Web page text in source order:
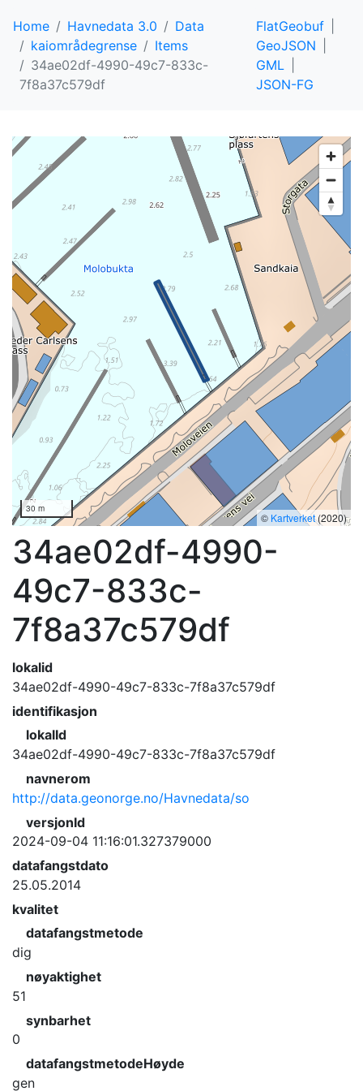
Home Havnedata 3.0
Data
kaiområdegrense
Items
34ae02df-4990-49c7-833c-
7f8a37c579df
FlatGeobuf
GeoJSON
GML
JSON-FG
30 m
© Kartverket(2020)
34ae02df-4990-
49c7-833c-
7f8a37c579df
lokalid
34ae02df-4990-49c7-833c-7f8a37c579df
identifikasjon
lokalId
34ae02df-4990-49c7-833c-7f8a37c579df
navnerom
http://data.geonorge.no/Havnedata/so
versjonId
2024-09-04 11:16:01.327379000
datafangstdato
25.05.2014
kvalitet
datafangstmetode
dig
nøyaktighet
51
synbarhet
0
datafangstmetodeHøyde
gen